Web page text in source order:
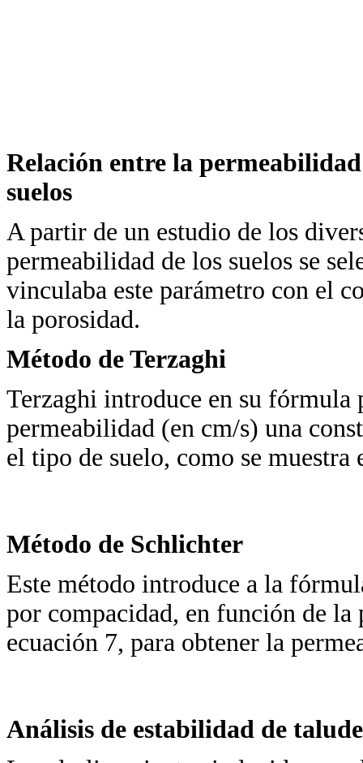
Relación entre la
suelos
A partir de un estudio de los
permeabilidad de los suelos se
vinculaba este parámetro con el
la porosidad.
Método de Terzaghi
Terzaghi introduce en su
permeabilidad (en cm/s) una
el tipo de suelo, como se
Método de Schlichter
Este método introduce a la
por compacidad, en función de la
ecuación 7, para obtener la
Análisis de estabilidad de